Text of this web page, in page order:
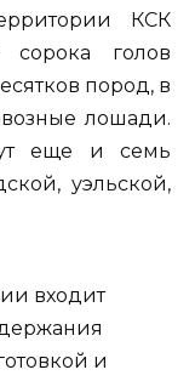
КСК
сорока голов
пород, в
лошади.
еще и семь
уэльской,
входит
и